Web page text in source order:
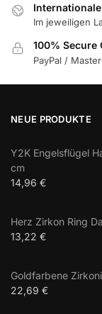
Im jeweiligen
100% Secure
PayPal /
NEUE PRODUKTE
Y2K Engelsflügel
cm
14,96 €
Herz Zirkon Ring
13,22 €
Goldfarbene
22,69 €